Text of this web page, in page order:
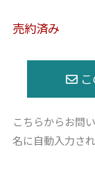
売約済み
こちらからお問
名に自動入力さ